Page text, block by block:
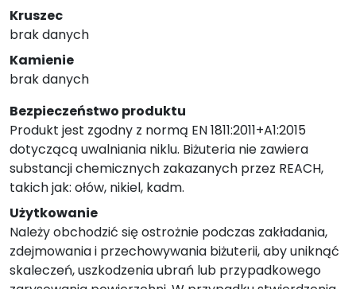
Kruszec
brak danych
Kamienie
brak danych
Bezpieczeństwo produktu
Produkt jest zgodny z normą EN 1811:2011+A1:2015
dotyczącą uwalniania niklu. Biżuteria nie zawiera
substancji chemicznych zakazanych przez REACH,
takich jak: ołów, nikiel, kadm.
Użytkowanie
Należy obchodzić się ostrożnie podczas zakładania,
zdejmowania i przechowywania biżuterii, aby uniknąć
skaleczeń, uszkodzenia ubrań lub przypadkowego